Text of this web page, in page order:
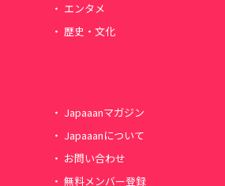
エンタメ
歴史・文化
Japaaanマガジン
Japaaanについて
お問い合わせ
無料メンバー登録